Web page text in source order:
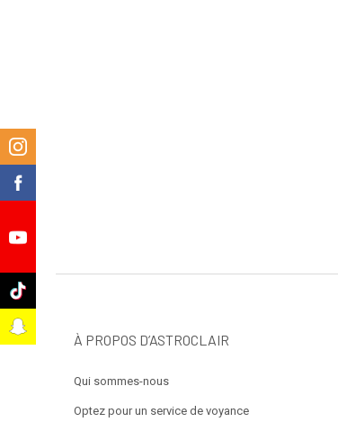
À PROPOS D’ASTROCLAIR
Qui sommes-nous
Optez pour un service de voyance